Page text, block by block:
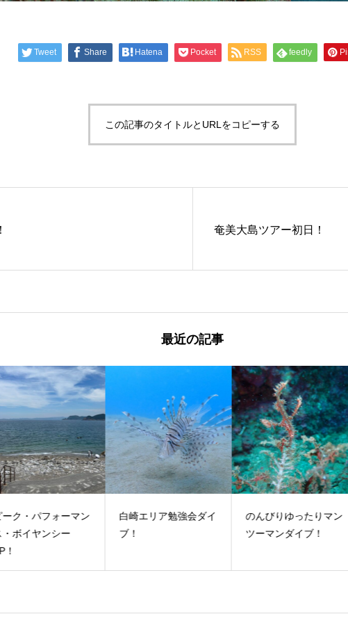
Tweet Share Hatena Pocket RSS feedly
この記事のタイトルとURLをコピーする
奄美大島ツアー初日！
最近の記事
ォーマン
シー
白崎エリア勉強会ダイ
のんびりゆったりマン
ツーマンダイブ！
串